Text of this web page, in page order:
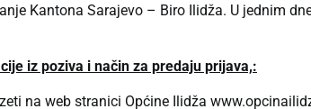
Kantona Sarajevo – Biro Ilidža. U jednim
iz poziva i način za predaju prijava,:
na web stranici Općine Ilidža